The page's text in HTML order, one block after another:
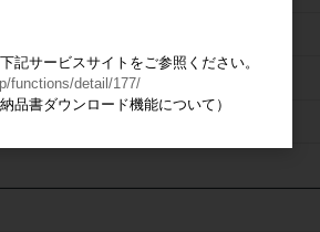
記サービスサイトをご参照ください。
functions/detail/177/
品書ダウンロード機能について）